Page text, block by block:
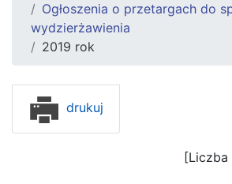
Ogłoszenia o przetargach do
wydzierżawienia
2019 rok
drukuj
[Liczba